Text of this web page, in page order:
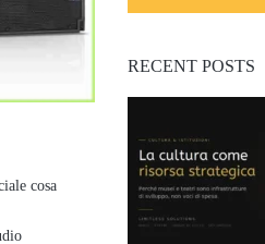
cosa
RECENT POSTS